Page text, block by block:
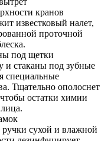
кранов
известковый налет,
проточной
под щетки
и стаканы под зубные
специальные
Тщательно ополоснет
остатки химии
сухой и влажной